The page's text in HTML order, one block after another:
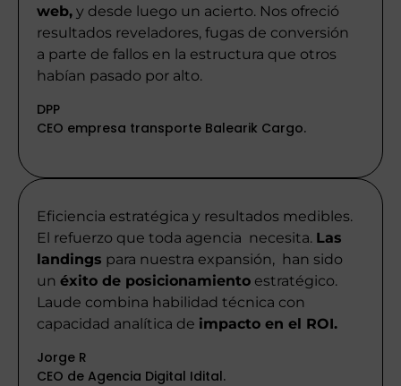
web, y desde luego un acierto. Nos ofreció
resultados reveladores, fugas de conversión
a parte de fallos en la estructura que otros
habían pasado por alto.
DPP
CEO empresa transporte Balearik Cargo.
Eficiencia estratégica y resultados medibles.
El refuerzo que toda agencia necesita. Las
landings para nuestra expansión, han sido
un éxito de posicionamiento estratégico.
Laude combina habilidad técnica con
capacidad analítica de impacto en el ROI.
Jorge R
CEO de Agencia Digital Idital.